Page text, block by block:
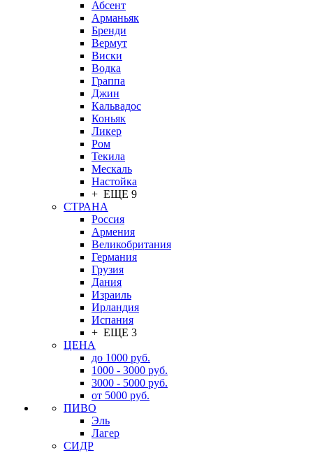
Абсент
Арманьяк
Бренди
Вермут
Виски
Водка
Граппа
Джин
Кальвадос
Коньяк
Ликер
Ром
Текила
Мескаль
Настойка
+ ЕЩЕ 9
СТРАНА
Россия
Армения
Великобритания
Германия
Грузия
Дания
Израиль
Ирландия
Испания
+ ЕЩЕ 3
ЦЕНА
до 1000 руб.
1000 - 3000 руб.
3000 - 5000 руб.
от 5000 руб.
ПИВО
Эль
Лагер
СИДР